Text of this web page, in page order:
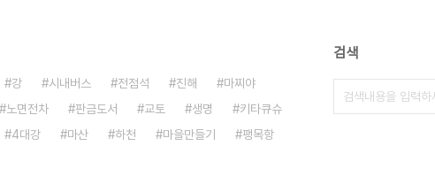
강 시내버스 전점석 진해
마찌야
노면전차 판금도서 교토 생명
키타큐슈
4대강 마산 하천 마을만들기
팽목항
검색